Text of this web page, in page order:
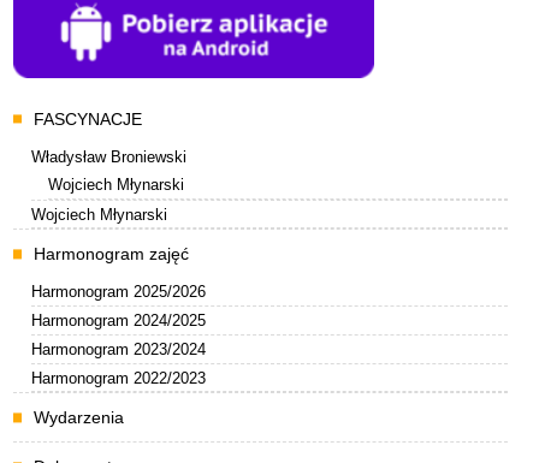
Menu
FASCYNACJE
Władysław Broniewski
Wojciech Młynarski
Wojciech Młynarski
Harmonogram zajęć
Harmonogram 2025/2026
Harmonogram 2024/2025
Harmonogram 2023/2024
Harmonogram 2022/2023
Wydarzenia